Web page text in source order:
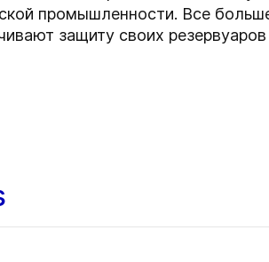
промышленности. Все
защиту своих